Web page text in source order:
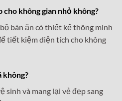
cho không gian nhỏ không?
bàn ăn có thiết kế thông minh
tiết kiệm diện tích cho không
không?
sinh và mang lại vẻ đẹp sang